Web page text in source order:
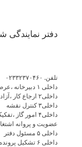
دفتر نمایندگی
تلفن. ۰۲۳۳۲۳۷۰۴۶۰
داخلی ۱ دبیرخانه ،عرصه
داخلی۲ ارجاع کار ،آزاد سازی حق الزحمه،انتخاب ناظر
داخلی۳ کنترل نقشه
داخلی۴ امور
عضویت و پروانه
داخلی ۵ مسئول دفتر
داخلی ۶ تشکیل پرونده ساختمان